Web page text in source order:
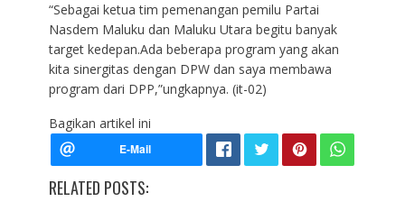
“Sebagai ketua tim pemenangan pemilu Partai
Nasdem Maluku dan Maluku Utara begitu banyak
target kedepan.Ada beberapa program yang akan
kita sinergitas dengan DPW dan saya membawa
program dari DPP,”ungkapnya. (it-02)
Bagikan artikel ini
RELATED POSTS: